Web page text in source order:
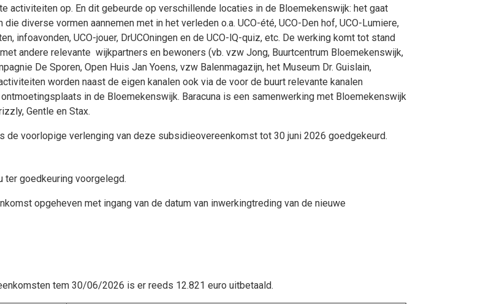
activiteiten op. En dit gebeurde op verschillende locaties in de Bloemekenswijk: het gaat
diverse vormen aannemen met in het verleden o.a. UCO-été, UCO-Den hof, UCO-Lumiere,
infoavonden, UCO-jouer, DrUCOningen en de UCO-lQ-quiz, etc. De werking komt tot stand
andere relevante wijkpartners en bewoners (vb. vzw Jong, Buurtcentrum Bloemekenswijk,
De Sporen, Open Huis Jan Yoens, vzw Balenmagazijn, het Museum Dr. Guislain,
worden naast de eigen kanalen ook via de voor de buurt relevante kanalen
in de Bloemekenswijk. Baracuna is een samenwerking met Bloemekenswijk
Gentle en Stax.
de voorlopige verlenging van deze subsidieovereenkomst tot 30 juni 2026 goedgekeurd.
ter goedkeuring voorgelegd.
opgeheven met ingang van de datum van inwerkingtreding van de nieuwe
tem 30/06/2026 is er reeds 12.821 euro uitbetaald.